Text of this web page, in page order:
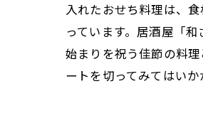
入れたおせち料理は、
っています。居酒屋「
始まりを祝う佳節の料
ートを切ってみてはいか